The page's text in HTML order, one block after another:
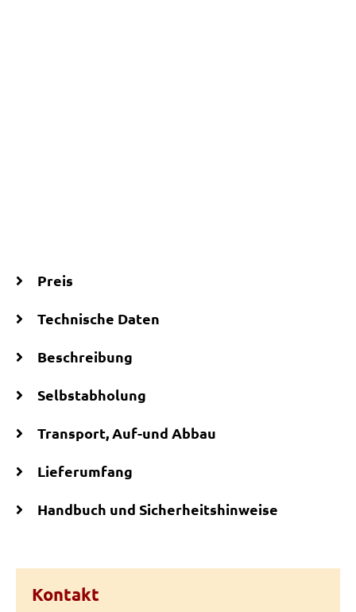
Preis
Technische Daten
Beschreibung
Selbstabholung
Transport, Auf-und Abbau
Lieferumfang
Handbuch und Sicherheitshinweise
Kontakt